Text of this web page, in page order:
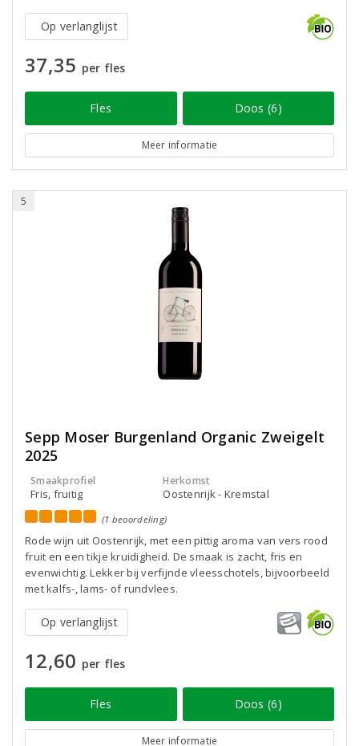
Op verlanglijst
37,35 per fles
Fles Doos (6)
Meer informatie
5
Sepp Moser Burgenland Organic Zweigelt
2025
Smaakprofiel
Fris, fruitig
Herkomst
Oostenrijk - Kremstal
(1 beoordeling)
Rode wijn uit Oostenrijk, met een pittig aroma van vers rood
fruit en een tikje kruidigheid. De smaak is zacht, fris en
evenwichtig. Lekker bij verfijnde vleesschotels, bijvoorbeeld
met kalfs-, lams- of rundvlees.
Op verlanglijst
12,60 per fles
Fles Doos (6)
Meer informatie